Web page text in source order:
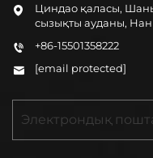
Циндао қаласы,
сызықты ауданы,
+86-15501358222
[email protected]